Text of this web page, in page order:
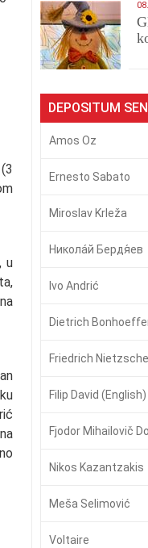
u
DEPOSITUM
Amos Oz
Ernesto Sabato
Miroslav Krleža
Никола́й Бердя́ев
Ivo Andrić
Dietrich
Friedrich Nietzsche
Filip David (English)
Fjodor Mihailovič
Nikos Kazantzakis
Meša Selimović
Voltaire